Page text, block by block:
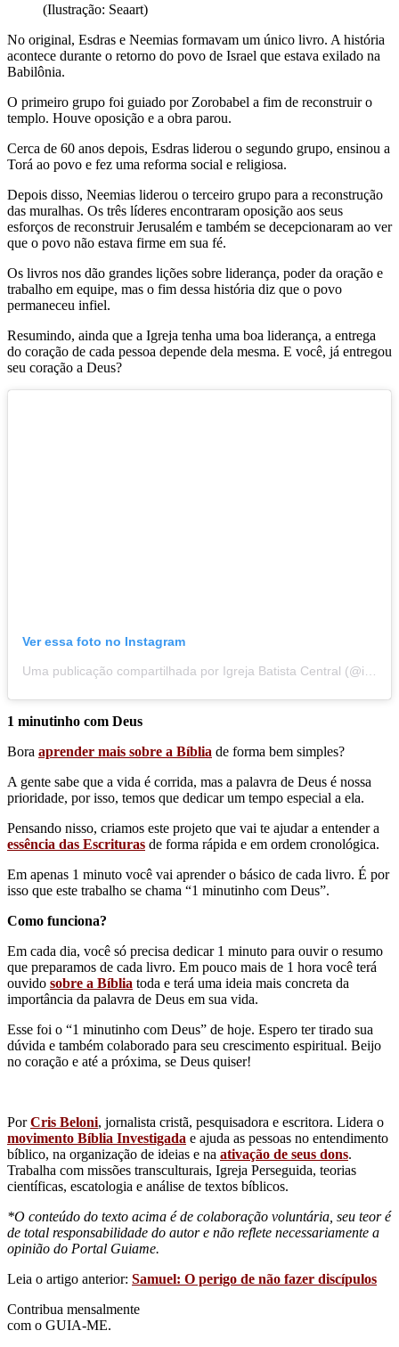
(Ilustração: Seaart)
No original, Esdras e Neemias formavam um único livro. A história
acontece durante o retorno do povo de Israel que estava exilado na
Babilônia.
O primeiro grupo foi guiado por Zorobabel a fim de reconstruir o
templo. Houve oposição e a obra parou.
Cerca de 60 anos depois, Esdras liderou o segundo grupo, ensinou a
Torá ao povo e fez uma reforma social e religiosa.
Depois disso, Neemias liderou o terceiro grupo para a reconstrução
das muralhas. Os três líderes encontraram oposição aos seus
esforços de reconstruir Jerusalém e também se decepcionaram ao ver
que o povo não estava firme em sua fé.
Os livros nos dão grandes lições sobre liderança, poder da oração e
trabalho em equipe, mas o fim dessa história diz que o povo
permaneceu infiel.
Resumindo, ainda que a Igreja tenha uma boa liderança, a entrega
do coração de cada pessoa depende dela mesma. E você, já entregou
seu coração a Deus?
Ver essa foto no Instagram
Uma publicação compartilhada por Igreja Batista Central (@ibcsantoandre)
1 minutinho com Deus
Bora aprender mais sobre a Bíblia de forma bem simples?
A gente sabe que a vida é corrida, mas a palavra de Deus é nossa
prioridade, por isso, temos que dedicar um tempo especial a ela.
Pensando nisso, criamos este projeto que vai te ajudar a entender a
essência das Escrituras de forma rápida e em ordem cronológica.
Em apenas 1 minuto você vai aprender o básico de cada livro. É por
isso que este trabalho se chama “1 minutinho com Deus”.
Como funciona?
Em cada dia, você só precisa dedicar 1 minuto para ouvir o resumo
que preparamos de cada livro. Em pouco mais de 1 hora você terá
ouvido sobre a Bíblia toda e terá uma ideia mais concreta da
importância da palavra de Deus em sua vida.
Esse foi o “1 minutinho com Deus” de hoje. Espero ter tirado sua
dúvida e também colaborado para seu crescimento espiritual. Beijo
no coração e até a próxima, se Deus quiser!
PorCris Beloni, jornalista cristã, pesquisadora e escritora. Lidera o
movimento Bíblia Investigada e ajuda as pessoas no entendimento
bíblico, na organização de ideias e na ativação de seus dons.
Trabalha com missões transculturais, Igreja Perseguida, teorias
científicas, escatologia e análise de textos bíblicos.
*O conteúdo do texto acima é de colaboração voluntária, seu teor é
de total responsabilidade do autor e não reflete necessariamente a
opinião do Portal Guiame.
Leia o artigo anterior: Samuel: O perigo de não fazer discípulos
Contribua mensalmente
com o GUIA-ME.